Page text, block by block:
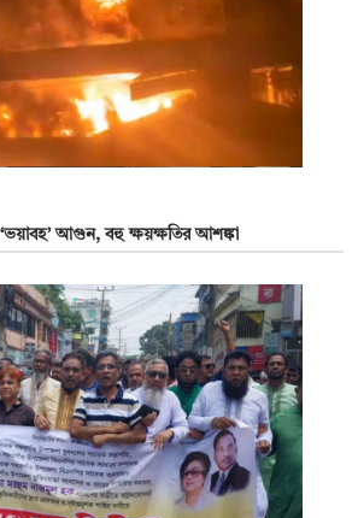
আগুন, বহু ক্ষয়ক্ষতির আশঙ্কা